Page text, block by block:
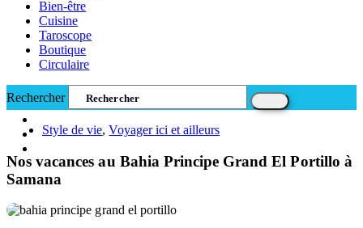
Bien-être
Cuisine
Taroscope
Boutique
Circulaire
Rechercher
Style de vie,Voyager ici et ailleurs
Nos vacances au Bahia Principe Grand El Portillo à
Samana